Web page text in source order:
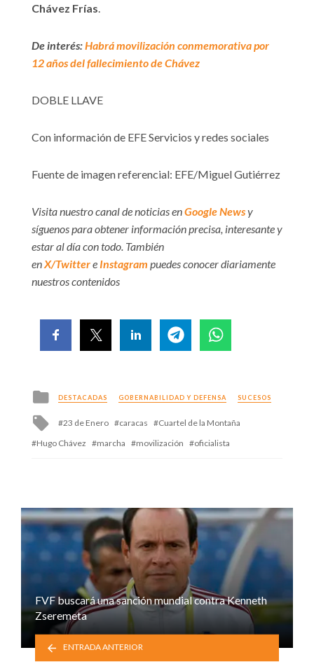
Chávez Frías
De interés:Habrá movilización conmemorativa por
12 años del fallecimiento de Chávez
DOBLE LLAVE
Con información de EFE Servicios y redes sociales
Fuente de imagen referencial: EFE/Miguel Gutiérrez
Visita nuestro canal de noticias enGoogle Newsy
síguenos para obtener información precisa, interesante y
estar al día con todo. También
en X/Twittere Instagram puedes conocer diariamente
nuestros contenidos
Posted
in
DESTACADAS GOBERNABILIDAD Y DEFENSA SUCESOS
Tagged
with
23 de Enero caracas
Cuartel de la Montaña
Hugo Chávez
marcha movilización oficialista
FVF buscará una sanción mundial contra Kenneth
Zseremeta
ENTRADA ANTERIOR